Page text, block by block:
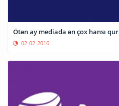
Ötən ay mediada ən çox hansı
02-02-2016